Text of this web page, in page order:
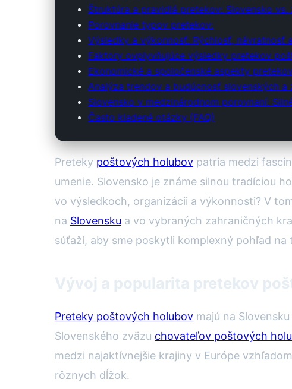
Štruktúra a pravidlá pretekov: Slovensko vs.
Porovnanie typov pretekov:
Výsledky a výkonnosť: Rýchlosť, návratnosť
Faktory ovplyvňujúce výsledky pretekov
Ekonomické a spoločenské aspekty
Analýza trendov a budúcnosť slovenských
Slovensko v medzinárodnom porovnaní:
Často kladené otázky (FAQ)
Preteky poštových holubov patria medzi
umenie. Slovensko je známe silnou tradíciou
vo výsledkoch, organizácii a výkonnosti? V
na Slovensku a vo vybraných zahraničných
súťaží, aby sme poskytli komplexný pohľad na
Vývoj a popularita pretekov
Preteky poštových holubov majú na
Slovenského zväzu chovateľov poštových
medzi najaktívnejšie krajiny v Európe
rôznych dĺžok.